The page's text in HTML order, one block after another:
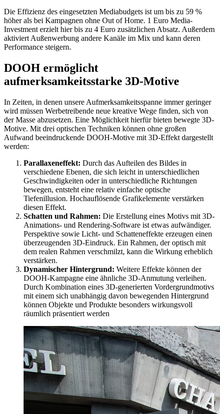
Die Effizienz des eingesetzten Mediabudgets ist um bis zu 59 %
höher als bei Kampagnen ohne Out of Home. 1 Euro Media-
Investment erzielt hier bis zu 4 Euro zusätzlichen Absatz. Außerdem
aktiviert Außenwerbung andere Kanäle im Mix und kann deren
Performance steigern.
DOOH ermöglicht
aufmerksamkeitsstarke 3D-Motive
In Zeiten, in denen unsere Aufmerksamkeitsspanne immer geringer
wird müssen Werbetreibende neue kreative Wege finden, sich von
der Masse abzusetzen. Eine Möglichkeit hierfür bieten bewegte 3D-
Motive. Mit drei optischen Techniken können ohne großen
Aufwand beeindruckende DOOH-Motive mit 3D-Effekt dargestellt
werden:
Parallaxeneffekt: Durch das Aufteilen des Bildes in
verschiedene Ebenen, die sich leicht in unterschiedlichen
Geschwindigkeiten oder in unterschiedliche Richtungen
bewegen, entsteht eine relativ einfache optische
Tiefenillusion. Hochauflösende Grafikelemente verstärken
diesen Effekt.
Schatten und Rahmen: Die Erstellung eines Motivs mit 3D-
Animations- und Rendering-Software ist etwas aufwändiger.
Perspektive sowie Licht- und Schatteneffekte erzeugen einen
überzeugenden 3D-Eindruck. Ein Rahmen, der optisch mit
dem realen Rahmen verschmilzt, kann die Wirkung erheblich
verstärken.
Dynamischer Hintergrund: Weitere Effekte können der
DOOH-Kampagne eine ähnliche 3D-Anmutung verleihen.
Durch Kombination eines 3D-generierten Vordergrundmotivs
mit einem sich unabhängig davon bewegenden Hintergrund
können Objekte und Produkte besonders wirkungsvoll
räumlich präsentiert werden